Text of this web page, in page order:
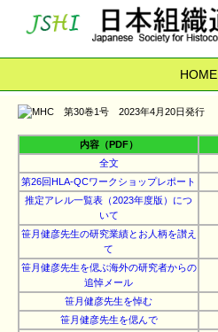
HOME
内容（PDF）
全文
第26回HLA-QCワークショップレポート
推定アレル一覧表（2023年度版）につ
いて
笹月健彦先生の研究業績とお人柄を讃え
て
笹月健彦先生を偲ぶ海外の研究者からの
追悼メール
笹月健彦先生を悼む
笹月健彦先生を偲んで